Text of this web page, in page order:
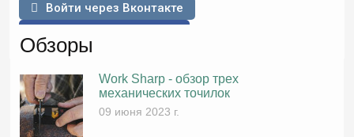
Войти через Вконтакте
Обзоры
Work Sharp - обзор трех
механических точилок
09 июня 2023 г.